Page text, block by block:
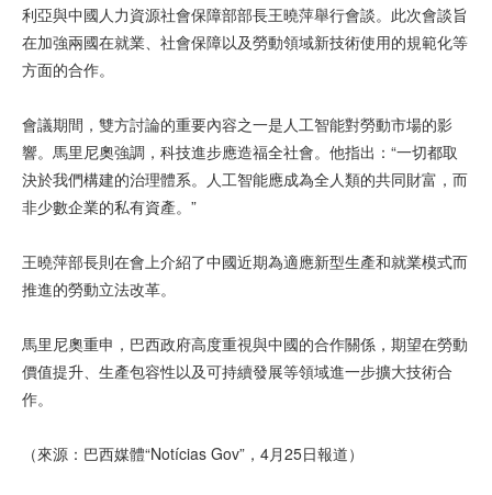
利亞與中國人力資源社會保障部部長王曉萍舉行會談。此次會談旨
在加強兩國在就業、社會保障以及勞動領域新技術使用的規範化等
方面的合作。
會議期間，雙方討論的重要內容之一是人工智能對勞動市場的影
響。馬里尼奧強調，科技進步應造福全社會。他指出：“一切都取
決於我們構建的治理體系。人工智能應成為全人類的共同財富，而
非少數企業的私有資產。”
王曉萍部長則在會上介紹了中國近期為適應新型生產和就業模式而
推進的勞動立法改革。
馬里尼奧重申，巴西政府高度重視與中國的合作關係，期望在勞動
價值提升、生產包容性以及可持續發展等領域進一步擴大技術合
作。
（來源：巴西媒體“Notícias Gov”，4月25日報道）